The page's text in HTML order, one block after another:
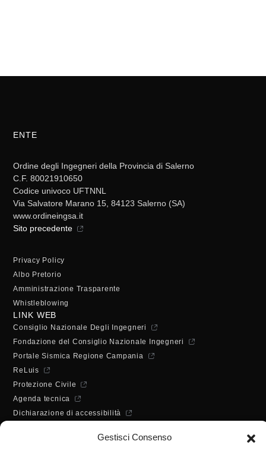
Gestisci Consenso
ENTE
Ordine degli Ingegneri della Provincia di Salerno
C.F. 80021910650
Codice univoco UFTNNL
Via Salvatore Marano 15, 84123 Salerno (SA)
www.ordineingsa.it
Sito precedente
Privacy Policy
Albo Pretorio
Amministrazione Trasparente
Whistleblowing
LINK WEB
Consiglio Nazionale Degli Ingegneri
Fondazione del Consiglio Nazionale Ingegneri
Portale Sismica Regione Campania
ReLuis
Protezione Civile
Agenda tecnica
Dichiarazione di accessibilità
Lunedì - Mercoledì - Venerdì: